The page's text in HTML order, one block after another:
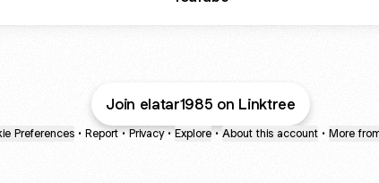
Join elatar1985 on Linktree
Preferences • Report • Privacy • Explore • About this account • More